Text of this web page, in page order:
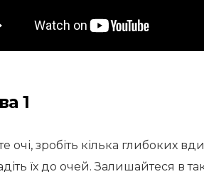
1
очі, зробіть кілька глибоких
їх до очей. Залишайтеся в